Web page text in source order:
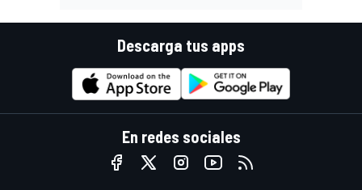
Descarga tus apps
En redes sociales